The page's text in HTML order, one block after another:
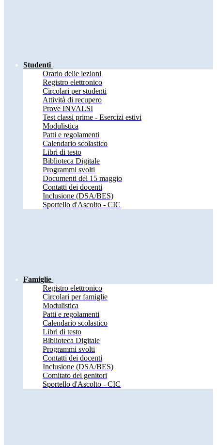
Studenti
Orario delle lezioni
Registro elettronico
Circolari per studenti
Attività di recupero
Prove INVALSI
Test classi prime - Esercizi estivi
Modulistica
Patti e regolamenti
Calendario scolastico
Libri di testo
Biblioteca Digitale
Programmi svolti
Documenti del 15 maggio
Contatti dei docenti
Inclusione (DSA/BES)
Sportello d'Ascolto - CIC
Famiglie
Registro elettronico
Circolari per famiglie
Modulistica
Patti e regolamenti
Calendario scolastico
Libri di testo
Biblioteca Digitale
Programmi svolti
Contatti dei docenti
Inclusione (DSA/BES)
Comitato dei genitori
Sportello d'Ascolto - CIC